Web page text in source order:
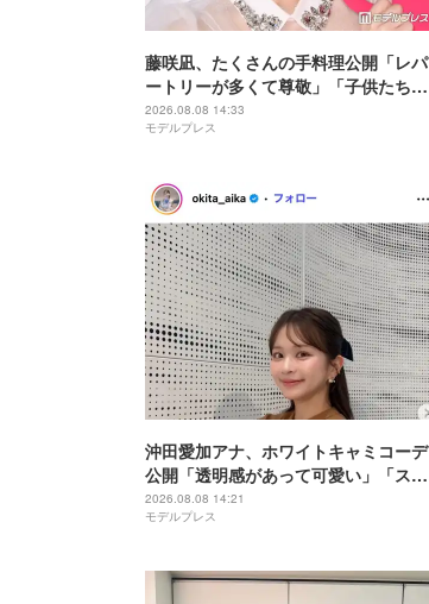
藤咲凪、たくさんの手料理公開「レパ
ートリーが多くて尊敬」「子供たちの
ためにオードブル作るのすごい」と反
響
2026.08.08 14:33
モデルプレス
沖田愛加アナ、ホワイトキャミコーデ
公開「透明感があって可愛い」「スタ
イル抜群」と反響
2026.08.08 14:21
モデルプレス